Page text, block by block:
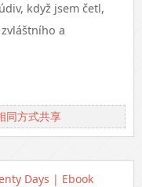
když jsem četl,
a
同方式共享
Days | Ebook